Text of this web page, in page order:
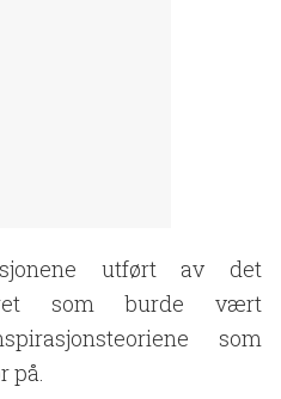
utført av det
som burde vært
som
på.